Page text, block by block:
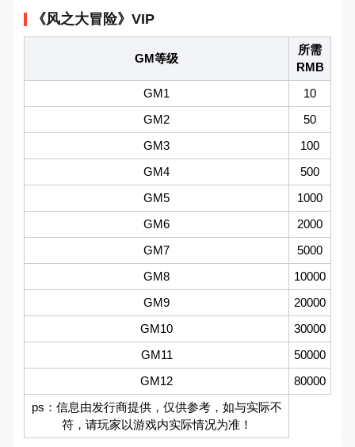
《风之大冒险》VIP
GM等级
所需
RMB
GM1
10
GM2
50
GM3
100
GM4
500
GM5
1000
GM6
2000
GM7
5000
GM8
10000
GM9
20000
GM10
30000
GM11
50000
GM12
80000
ps：信息由发行商提供，仅供参考，如与实际不
符，请玩家以游戏内实际情况为准！